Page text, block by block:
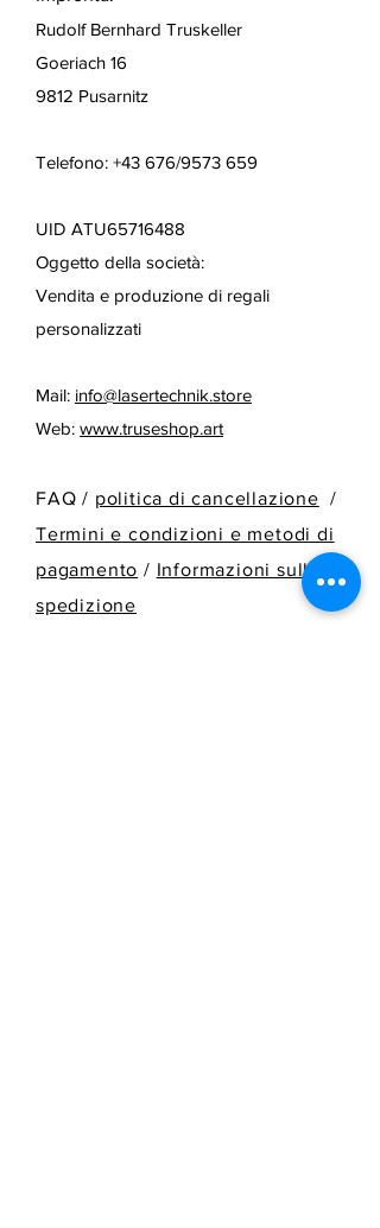
Rudolf Bernhard Truskeller
Goeriach 16
9812 Pusarnitz
Telefono: +43 676/9573 659
UID ATU65716488
Oggetto della società:
Vendita e produzione di regali
personalizzati
Mail: info@lasertechnik.store
Web: www.truseshop.art
FAQ / politica di cancellazione
/
Termini e condizioni e metodi di
pagamento / Informazioni sulla
spedizione